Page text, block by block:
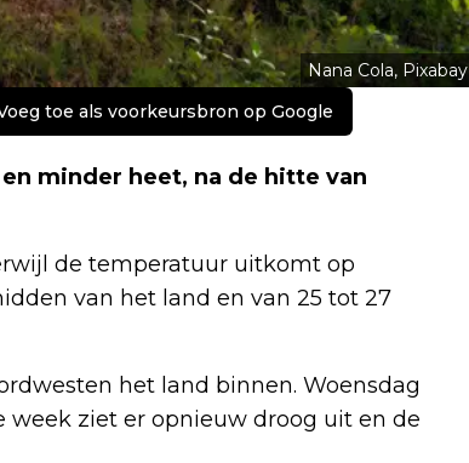
Nana Cola, Pixabay
toe als voorkeursbron op Google
minder heet, na de hitte van
de temperatuur uitkomt op
van het land en van 25 tot 27
het land binnen. Woensdag
week ziet er opnieuw droog uit en de